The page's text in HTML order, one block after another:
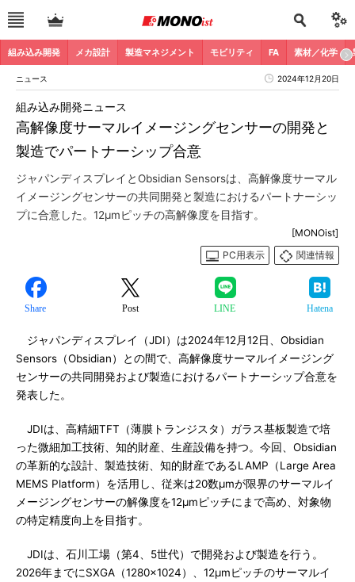
組み込み開発 メカ設計 製造マネジメント モビリティ FA 素材／化学
ニュース 2024年12月20日
高解像度サーマルイメージングセンサーの開発と
製造でパートナーシップ合意
組み込み開発ニュース
ジャパンディスプレイとObsidian Sensorsは、高解像度サーマル
イメージングセンサーの共同開発と製造におけるパートナーシッ
プに合意した。12μmピッチの高解像度を目指す。
[MONOist]
PC用表示
関連情報
Share Post LINE Hatena
ジャパンディスプレイ（JDI）は2024年12月12日、Obsidian
Sensors（Obsidian）との間で、高解像度サーマルイメージング
センサーの共同開発および製造におけるパートナーシップ合意を
発表した。
JDIは、高精細TFT（薄膜トランジスタ）ガラス基板製造で培
った微細加工技術、知的財産、生産設備を持つ。今回、Obsidian
の革新的な設計、製造技術、知的財産であるLAMP（Large Area
MEMS Platform）を活用し、従来は20数μmが限界のサーマルイ
メージングセンサーの解像度を12μmピッチにまで高め、対象物
の特定精度向上を目指す。
JDIは、石川工場（第4、5世代）で開発および製造を行う。
2026年までにSXGA（1280×1024）、12μmピッチのサーマルイ